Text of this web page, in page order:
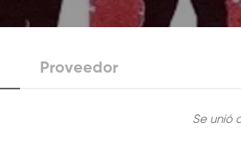
Proveedor
Se unió